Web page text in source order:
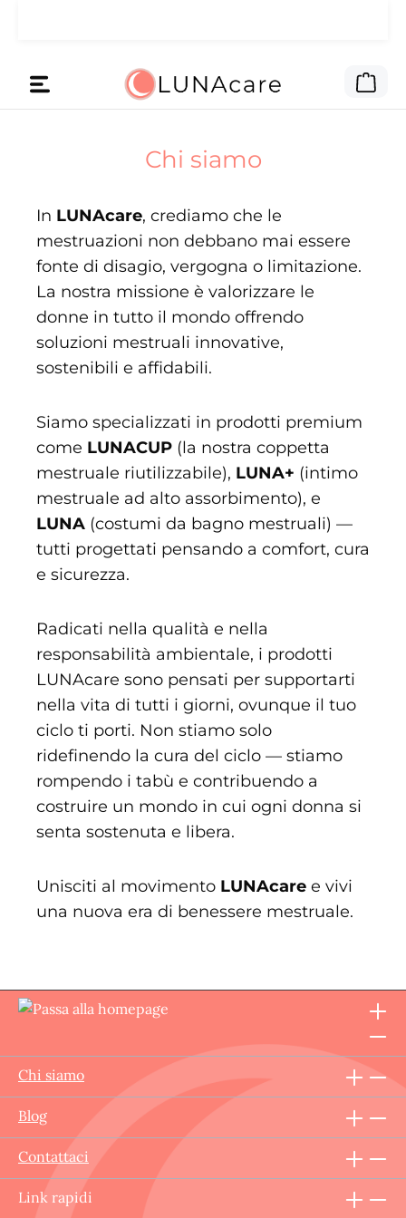
Il
Chi siamo
In LUNAcare, crediamo che le
mestruazioni non debbano mai essere
fonte di disagio, vergogna o limitazione.
La nostra missione è valorizzare le
donne in tutto il mondo offrendo
soluzioni mestruali innovative,
sostenibili e affidabili.
Siamo specializzati in prodotti premium
come LUNACUP (la nostra coppetta
mestruale riutilizzabile), LUNA+ (intimo
mestruale ad alto assorbimento), e
LUNA (costumi da bagno mestruali) —
tutti progettati pensando a comfort, cura
e sicurezza.
Radicati nella qualità e nella
responsabilità ambientale, i prodotti
LUNAcare sono pensati per supportarti
nella vita di tutti i giorni, ovunque il tuo
ciclo ti porti. Non stiamo solo
ridefinendo la cura del ciclo — stiamo
rompendo i tabù e contribuendo a
costruire un mondo in cui ogni donna si
senta sostenuta e libera.
Unisciti al movimento LUNAcare e vivi
una nuova era di benessere mestruale.
Chi siamo
Blog
Contattaci
Link rapidi